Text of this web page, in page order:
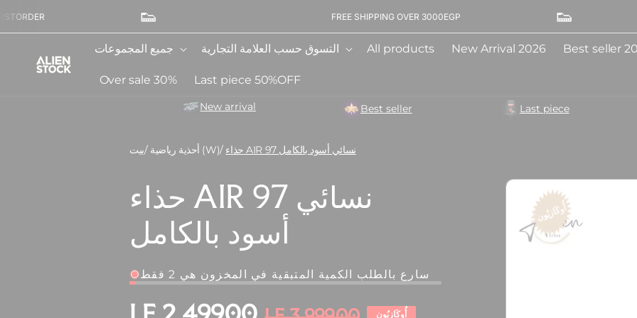
إلى
المحتوى
👟 👟 BUY2-GET3RDFREE
جميع المجموعات التسوق حسب العلامة التجارية All products New Arrival 2026 Best seller
Over sale 30% Last piece 50%OFF
New arrival Best seller Last piece
بيت/ أحذية رياضية (W)/ حذاء AIR 97 نسائي أسود بالكامل
معلومات
المنتج
أُوكَازيُون
حذاء AIR 97 نسائي
أسود بالكامل
سارع بالطلب الكمية المتبقية في المخزون هي 2 فقط
أُوكَازيُون